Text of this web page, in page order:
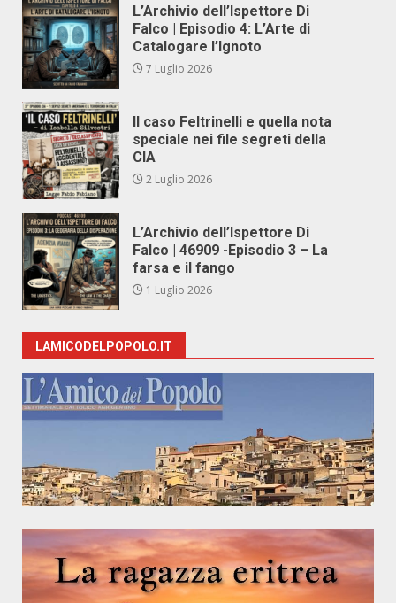
L’Archivio dell’Ispettore Di
Falco | Episodio 4: L’Arte di
Catalogare l’Ignoto
7 Luglio 2026
Il caso Feltrinelli e quella nota
speciale nei file segreti della
CIA
2 Luglio 2026
L’Archivio dell’Ispettore Di
Falco | 46909 -Episodio 3 – La
farsa e il fango
1 Luglio 2026
LAMICODELPOPOLO.IT